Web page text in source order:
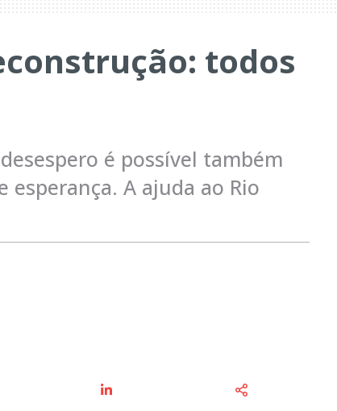
todos
é possível também
A ajuda ao Rio